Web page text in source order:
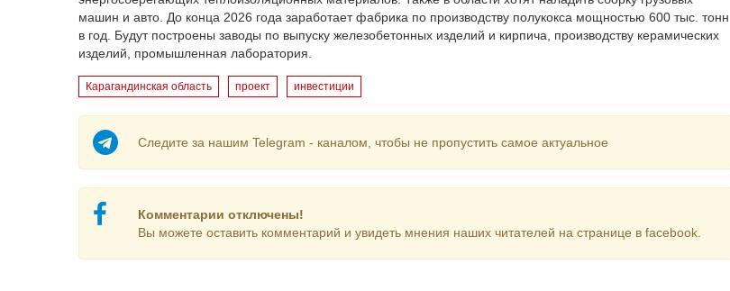
энергосберегающих теплоизоляционных материалов. Также в области хотят наладить сборку грузовых
машин и авто. До конца 2026 года заработает фабрика по производству полукокса мощностью 600 тыс. тонн
в год. Будут построены заводы по выпуску железобетонных изделий и кирпича, производству керамических
изделий, промышленная лаборатория.
Карагандинская область проект инвестиции
Следите за нашим Telegram - каналом, чтобы не пропустить самое актуальное
Комментарии отключены!
Вы можете оставить комментарий и увидеть мнения наших читателей на странице в facebook.